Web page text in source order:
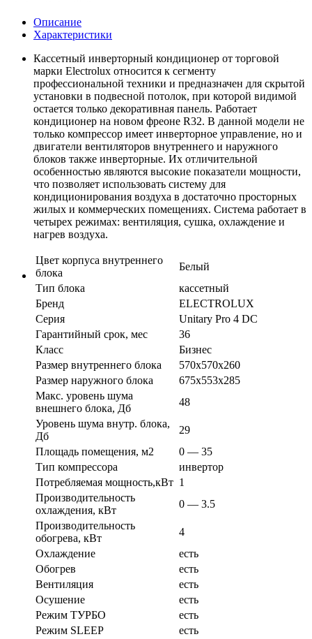
Описание
Характеристики
Кассетный инверторный кондиционер от торговой
марки Electrolux относится к сегменту
профессиональной техники и предназначен для скрытой
установки в подвесной потолок, при которой видимой
остается только декоративная панель. Работает
кондиционер на новом фреоне R32. В данной модели не
только компрессор имеет инверторное управление, но и
двигатели вентиляторов внутреннего и наружного
блоков также инверторные. Их отличительной
особенностью являются высокие показатели мощности,
что позволяет использовать систему для
кондиционирования воздуха в достаточно просторных
жилых и коммерческих помещениях. Система работает в
четырех режимах: вентиляция, сушка, охлаждение и
нагрев воздуха.
Цвет корпуса внутреннего
блока
Белый
Тип блока
кассетный
Бренд
ELECTROLUX
Серия
Unitary Pro 4 DC
Гарантийный срок, мес
36
Класс
Бизнес
Размер внутреннего блока
570х570х260
Размер наружного блока
675х553х285
Макс. уровень шума
внешнего блока, Дб
48
Уровень шума внутр. блока,
Дб
29
Площадь помещения, м2
0 — 35
Тип компрессора
инвертор
Потребляемая мощность,кВт 1
Производительность
охлаждения, кВт
0 — 3.5
Производительность
обогрева, кВт
4
Охлаждение
есть
Обогрев
есть
Вентиляция
есть
Осушение
есть
Режим ТУРБО
есть
Режим SLEEP
есть